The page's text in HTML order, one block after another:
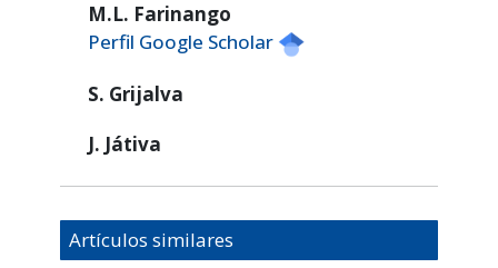
M.L. Farinango
Perfil Google Scholar
S. Grijalva
J. Játiva
Artículos similares